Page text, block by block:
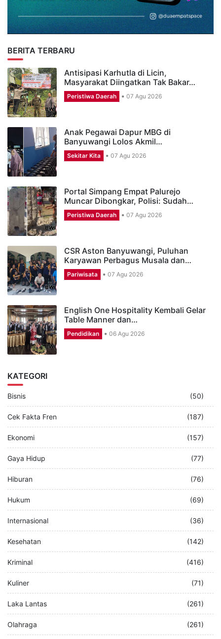
BERITA TERBARU
Antisipasi Karhutla di Licin,
Masyarakat Diingatkan Tak Bakar…
Peristiwa Daerah 07 Agu 2026
Anak Pegawai Dapur MBG di
Banyuwangi Lolos Akmil…
Sekitar Kita 07 Agu 2026
Portal Simpang Empat Palurejo
Muncar Dibongkar, Polisi: Sudah…
Peristiwa Daerah 07 Agu 2026
CSR Aston Banyuwangi, Puluhan
Karyawan Perbagus Musala dan…
Pariwisata 07 Agu 2026
English One Hospitality Kembali Gelar
Table Manner dan…
Pendidikan 06 Agu 2026
KATEGORI
Bisnis (50)
Cek Fakta Fren (187)
Ekonomi (157)
Gaya Hidup (77)
Hiburan (76)
Hukum (69)
Internasional (36)
Kesehatan (142)
Kriminal (416)
Kuliner (71)
Laka Lantas (261)
Olahraga (261)